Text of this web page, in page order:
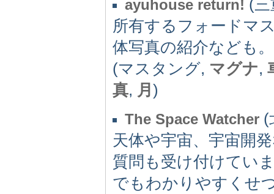
ayuhouse return! (
所有するフォードマ
体写真の紹介なども。
(マスタング, マグナ,
真, 月 )
The Space Watcher (
天体や宇宙、宇宙開
質問も受け付けてい
でもわかりやすくせ